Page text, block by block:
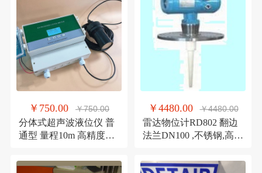
￥750.00 ￥750.00
分体式超声波液位仪 普
通型 量程10m 高精度分
￥4480.00 ￥4480.00
雷达物位计RD802 翻边
法兰DN100 ,不锈钢,高精